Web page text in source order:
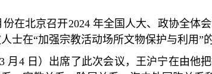
份在北京召开2024 年全国人大、政协全体
士在“加强宗教活动场所文物保护与利用”
3 月 4 日）出席了此次会议，王沪宁在由他